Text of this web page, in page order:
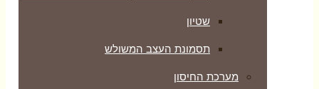
שטיון
תסמונת העצב המשולש
מערכת החיסון